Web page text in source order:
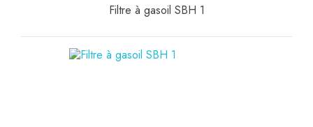
Filtre à gasoil SBH 1